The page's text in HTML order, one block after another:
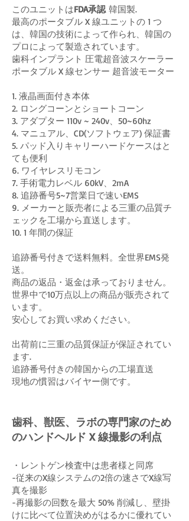
このユニットはFDA承認 韓国製.
最高のポータブル X 線ユニットの 1 つ
は、韓国の技術によって作られ、韓国の
プロによって製造されています。
歯科インプラント 圧電超音波スケーラー
ポータブル X 線センサー 超音波モーター
1. 液晶画面付き本体
2. ロングコーンとショートコーン
3. アダプター 110v ~ 240v、50~60hz
4. マニュアル、CD(ソフトウェア) 保証書
5. パッド入りキャリーハードケースはと
ても便利
6. ワイヤレスリモコン
7. 手術電力レベル 60kV、2mA
8. 追跡番号5~7営業日で速いEMS
9. メーカーと販売者による三重の品質チ
ェックを工場から直送します。
10. 1 年間の保証
追跡番号付きで送料無料。全世界EMS発
送。
商品の返品・返金は承っておりません。
世界中で10万点以上の商品が販売されて
います。
安心してお買い求めください。
出荷前に三重の品質保証が保証されてい
ます.
追跡番号付きの韓国からの工場直送
現地の慣習はバイヤー側です。
歯科、獣医、ラボの専門家のため
のハンドヘルド X 線撮影の利点
・レントゲン検査中は患者様と同席
-従来のX線システムの2倍の速さでX線写
真を撮影
-再撮影の回数を最大 50% 削減し、壁掛
けに比べて位置決めがはるかに優れてい